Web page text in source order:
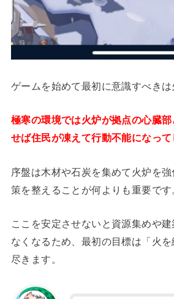
ゲームを始めて最初に意識すべきは
極寒の環境では火炉が拠点の心臓
せば住民が凍えて行動不能になって
序盤は木材や石炭を集めて火炉を
策を整えることが何よりも重要です
ここを安定させないと資源集めや
なくなるため、最初の目標は「火
尽きます。